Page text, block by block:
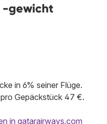
-gewicht
in 6% seiner Flüge.
Gepäckstück 47 €.
in qatarairways.com